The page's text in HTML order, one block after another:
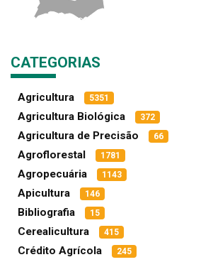
CATEGORIAS
Agricultura 5351
Agricultura Biológica 372
Agricultura de Precisão 66
Agroflorestal 1781
Agropecuária 1143
Apicultura 146
Bibliografia 15
Cerealicultura 415
Crédito Agrícola 245